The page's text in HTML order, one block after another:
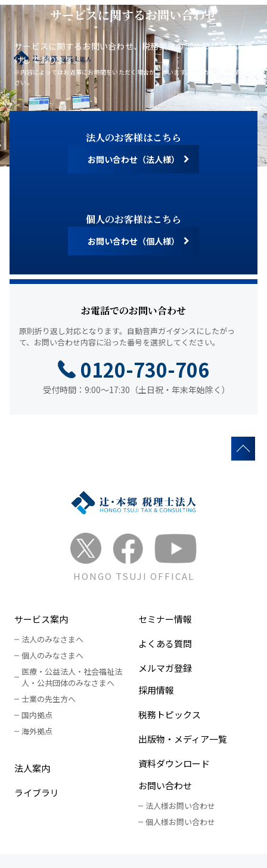
サービスに関するお問い合わせ
サービスに関するお問い合わせ、税務業務のご依頼などをお受
けしております。
※内容によってはお返事にお時間をいただく場合がございます。あらかじめご了承くだ
さい。
法人のお客様はこちら
お問い合わせ（法人様）
個人のお客様はこちら
お問い合わせ（個人様）
お電話でのお問い合わせ
0120-730-706
受付時間：9:00～17:30（土日祝・年末年始除く）
原則折り返し対応となります。 自動音声ガイダンスにしたがっ
て、 お問い合わせ内容に沿った番号を選択してください。
HONGO TSUJI OFFICAL
サービス案内
法人のみなさまへ
個人のみなさまへ
医療・公益法人・社会福祉法
人 ・ 公共団体のみなさまへ
士業の先生方へ
国内拠点
海外拠点
法人案内
ライブラリ
セミナー情報
よくある質問
メルマガ登録
採用情報
税務トピックス
出版物・メディア一覧
資料ダウンロード
お問い合わせ
法人様お問い合わせ
個人様お問い合わせ